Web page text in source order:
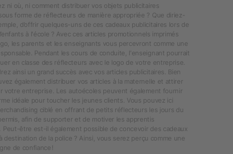
ni où, ni comment distribuer vos objets publicitaires
forme de réflecteurs de manière appropriée ? Que diriez-
d’offrir quelques-uns de ces cadeaux publicitaires lors de
à l'école ? Avec ces articles promotionnels imprimés
les parents et les enseignants vous percevront comme une
Pendant les cours de conduite, l'enseignant pourrait
en classe des réflecteurs avec le logo de votre entreprise.
ainsi un grand succès avec vos articles publicitaires. Bien
également distribuer vos articles à la maternelle et attirer
votre entreprise. Les autoécoles peuvent également fournir
idéale pour toucher les jeunes clients. Vous pouvez ici
ciblé en offrant de petits réflecteurs les jours du
afin de supporter et de motiver les apprentis
Peut-être est-il également possible de concevoir des cadeaux
destination de la police ? Ainsi, vous serez perçu comme une
de confiance !